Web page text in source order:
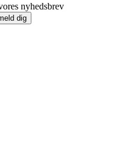
nyhedsbrev
dig